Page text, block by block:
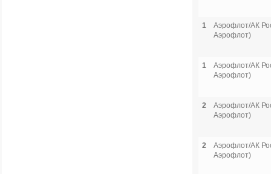
1
Аэрофлот/АК
Аэрофлот)
1
Аэрофлот/АК
Аэрофлот)
2
Аэрофлот/АК
Аэрофлот)
2
Аэрофлот/АК
Аэрофлот)